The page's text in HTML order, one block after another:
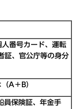
番号カード、運転
証、官公庁等の身分
A＋B）
員保険証、年金手